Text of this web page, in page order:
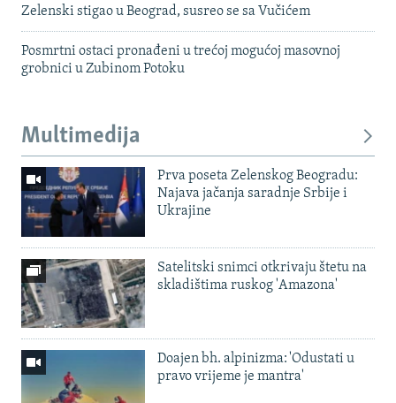
Zelenski stigao u Beograd, susreo se sa Vučićem
Posmrtni ostaci pronađeni u trećoj mogućoj masovnoj
grobnici u Zubinom Potoku
Multimedija
Prva poseta Zelenskog Beogradu:
Najava jačanja saradnje Srbije i
Ukrajine
Satelitski snimci otkrivaju štetu na
skladištima ruskog 'Amazona'
Doajen bh. alpinizma: 'Odustati u
pravo vrijeme je mantra'